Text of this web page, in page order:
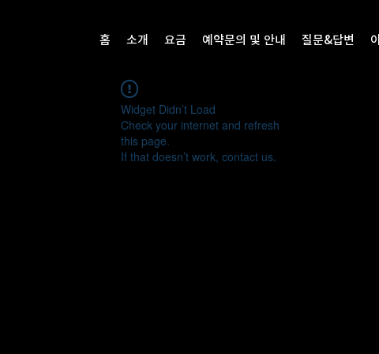
홈 소개 요금 예약문의 및 안내 질문&답변
Widget Didn’t Load
Check your internet and refresh
this page.
If that doesn’t work, contact us.